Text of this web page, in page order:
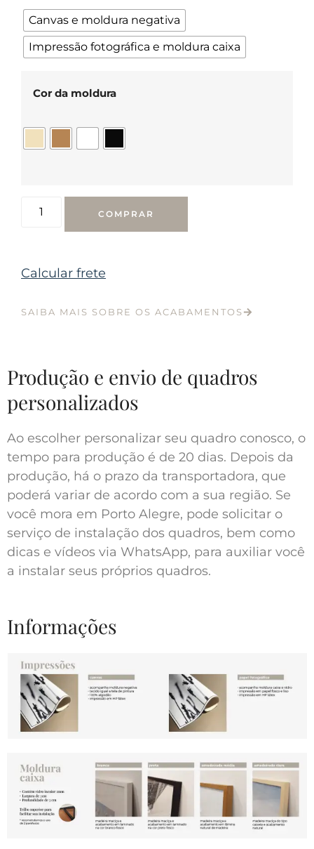
Canvas e moldura negativa
Impressão fotográfica e moldura caixa
Cor da moldura
COMPRAR
Calcular frete
SAIBA MAIS SOBRE OS ACABAMENTOS
Produção e envio de quadros
personalizados
Ao escolher personalizar seu quadro conosco, o
tempo para produção é de 20 dias. Depois da
produção, há o prazo da transportadora, que
poderá variar de acordo com a sua região. Se
você mora em Porto Alegre, pode solicitar o
serviço de instalação dos quadros, bem como
dicas e vídeos via WhatsApp, para auxiliar você
a instalar seus próprios quadros.
Informações